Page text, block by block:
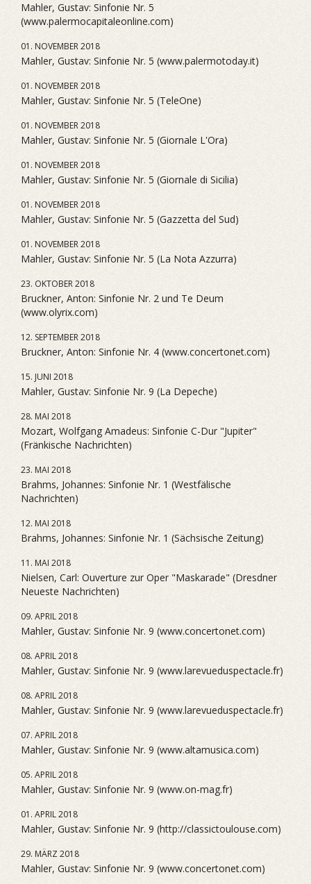
Mahler, Gustav: Sinfonie Nr. 5
(www.palermocapitaleonline.com)
01. NOVEMBER 2018
Mahler, Gustav: Sinfonie Nr. 5 (www.palermotoday.it)
01. NOVEMBER 2018
Mahler, Gustav: Sinfonie Nr. 5 (TeleOne)
01. NOVEMBER 2018
Mahler, Gustav: Sinfonie Nr. 5 (Giornale L'Ora)
01. NOVEMBER 2018
Mahler, Gustav: Sinfonie Nr. 5 (Giornale di Sicilia)
01. NOVEMBER 2018
Mahler, Gustav: Sinfonie Nr. 5 (Gazzetta del Sud)
01. NOVEMBER 2018
Mahler, Gustav: Sinfonie Nr. 5 (La Nota Azzurra)
23. OKTOBER 2018
Bruckner, Anton: Sinfonie Nr. 2 und Te Deum
(www.olyrix.com)
12. SEPTEMBER 2018
Bruckner, Anton: Sinfonie Nr. 4 (www.concertonet.com)
15. JUNI 2018
Mahler, Gustav: Sinfonie Nr. 9 (La Depeche)
28. MAI 2018
Mozart, Wolfgang Amadeus: Sinfonie C-Dur "Jupiter"
(Fränkische Nachrichten)
23. MAI 2018
Brahms, Johannes: Sinfonie Nr. 1 (Westfälische
Nachrichten)
12. MAI 2018
Brahms, Johannes: Sinfonie Nr. 1 (Sächsische Zeitung)
11. MAI 2018
Nielsen, Carl: Ouverture zur Oper "Maskarade" (Dresdner
Neueste Nachrichten)
09. APRIL 2018
Mahler, Gustav: Sinfonie Nr. 9 (www.concertonet.com)
08. APRIL 2018
Mahler, Gustav: Sinfonie Nr. 9 (www.larevueduspectacle.fr)
08. APRIL 2018
Mahler, Gustav: Sinfonie Nr. 9 (www.larevueduspectacle.fr)
07. APRIL 2018
Mahler, Gustav: Sinfonie Nr. 9 (www.altamusica.com)
05. APRIL 2018
Mahler, Gustav: Sinfonie Nr. 9 (www.on-mag.fr)
01. APRIL 2018
Mahler, Gustav: Sinfonie Nr. 9 (http://classictoulouse.com)
29. MÄRZ 2018
Mahler, Gustav: Sinfonie Nr. 9 (www.concertonet.com)